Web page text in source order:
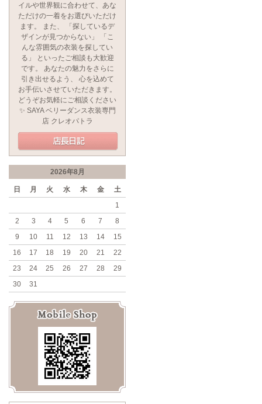
イルや世界観に合わせて、あな
ただけの一着をお選びいただけ
ます。 また、 「探しているデ
ザインが見つからない」 「こ
んな雰囲気の衣装を探してい
る」 といったご相談も大歓迎
です。 あなたの魅力をさらに
引き出せるよう、 心を込めて
お手伝いさせていただきます。
どうぞお気軽にご相談ください
✨ SAYA ベリーダンス衣装専門
店 クレオパトラ
2026年8月
日 月 火 水 木 金
土
1
2
3 4 5 6 7
8
9
10 11 12 13 14
15
16
17 18 19 20 21
22
23
24 25 26 27 28
29
30
31